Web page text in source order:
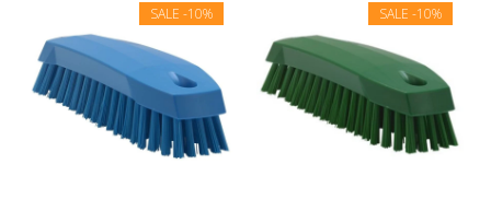
SALE -10% SALE -10%